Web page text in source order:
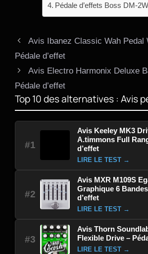
Pédale d’effets Boss DM-
Avis Ibanez Classic Wah Pedal
Pédale d’effet
Avis Electro Harmonix Deluxe
Pédale d’effet
Top 10 des alternatives : Avis
#1
Avis Keeley MK3
A.timmons Full
d’effet
LIRE LE TEST →
#2
Avis MXR M109S
Graphique 6
d’effet
LIRE LE TEST →
#3
Avis Thorn
Flexible Drive –
LIRE LE TEST →